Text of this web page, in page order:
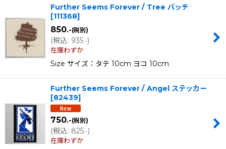
Further Seems Forever / Tree パッチ
[111368]
850.-(税別)
(税込: 935 .-)
在庫わずか
Size サイズ：タテ 10cm ヨコ 10cm
Further Seems Forever / Angel ステッカー
[82439]
750.-(税別)
(税込: 825.-)
在庫わずか